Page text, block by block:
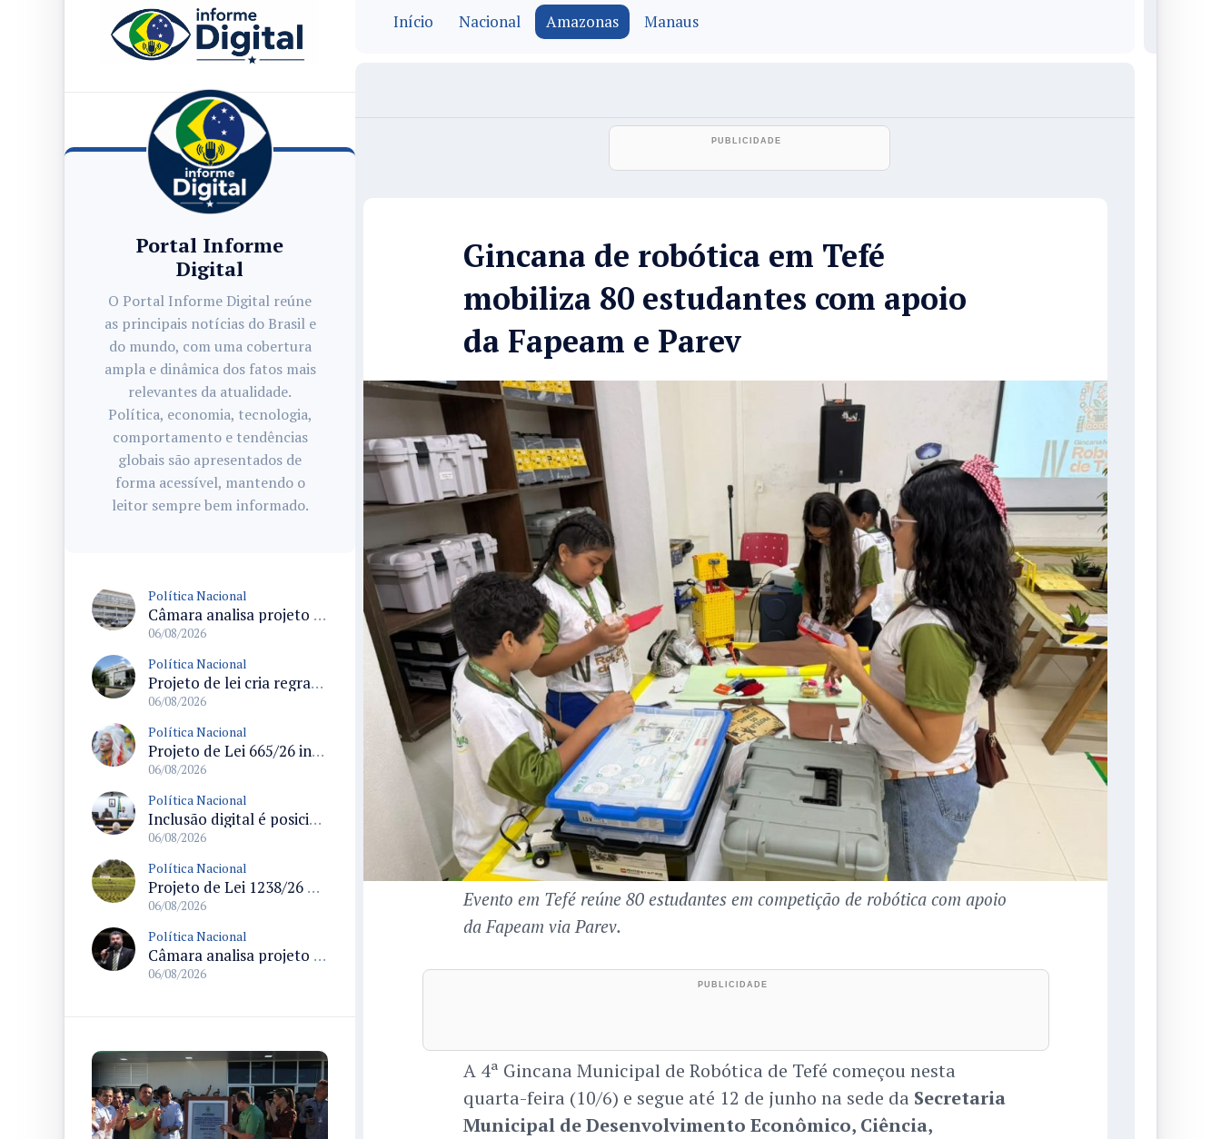
Portal Informe
Digital
O Portal Informe Digital reúne
as principais notícias do Brasil e
do mundo, com uma cobertura
ampla e dinâmica dos fatos mais
relevantes da atualidade.
Política, economia, tecnologia,
comportamento e tendências
globais são apresentados de
forma acessível, mantendo o
leitor sempre bem informado.
Política Nacional
Câmara analisa projeto que cria Política Nacional de Qualificação e Valorização da Preceptoria na Residência Médica
06/08/2026
Política Nacional
Projeto de lei cria regras para punir litigância abusiva reversa e integrar sistemas do Judiciário
06/08/2026
Política Nacional
Projeto de Lei 665/26 institui política nacional para prevenção ao transfeminicídio e prevê medidas de proteção e reparação
06/08/2026
Política Nacional
Inclusão digital é posicionada como pilar essencial da reurbanização de favelas e periferias
06/08/2026
Política Nacional
Projeto de Lei 1238/26 propõe validação automática do Cadastro Ambiental Rural para imóveis de até quatro módulos fiscais
06/08/2026
Política Nacional
Câmara analisa projeto que autoriza policiais civis embarcarem armados em aeronaves civis mediante regras
06/08/2026
Início Nacional Amazonas Manaus
Gincana de robótica em Tefé
mobiliza 80 estudantes com apoio
da Fapeam e Parev
Evento em Tefé reúne 80 estudantes em competição de robótica com apoio
da Fapeam via Parev.
A 4ª Gincana Municipal de Robótica de Tefé começou nesta
quarta-feira (10/6) e segue até 12 de junho na sede da Secretaria
Municipal de Desenvolvimento Econômico, Ciência,